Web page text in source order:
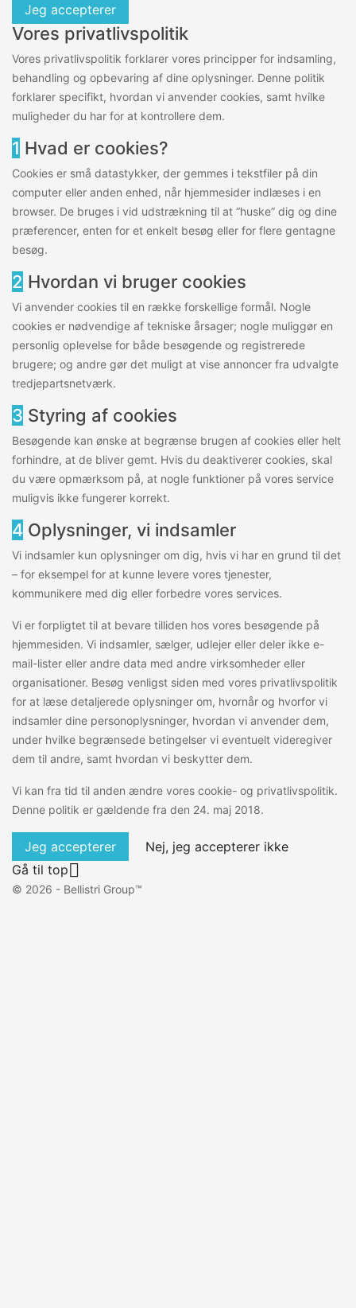
Jeg accepterer
Vores privatlivspolitik
Vores privatlivspolitik forklarer vores principper for indsamling,
behandling og opbevaring af dine oplysninger. Denne politik
forklarer specifikt, hvordan vi anvender cookies, samt hvilke
muligheder du har for at kontrollere dem.
1 Hvad er cookies?
Cookies er små datastykker, der gemmes i tekstfiler på din
computer eller anden enhed, når hjemmesider indlæses i en
browser. De bruges i vid udstrækning til at “huske” dig og dine
præferencer, enten for et enkelt besøg eller for flere gentagne
besøg.
2 Hvordan vi bruger cookies
Vi anvender cookies til en række forskellige formål. Nogle
cookies er nødvendige af tekniske årsager; nogle muliggør en
personlig oplevelse for både besøgende og registrerede
brugere; og andre gør det muligt at vise annoncer fra udvalgte
tredjepartsnetværk.
3 Styring af cookies
Besøgende kan ønske at begrænse brugen af cookies eller helt
forhindre, at de bliver gemt. Hvis du deaktiverer cookies, skal
du være opmærksom på, at nogle funktioner på vores service
muligvis ikke fungerer korrekt.
4 Oplysninger, vi indsamler
Vi indsamler kun oplysninger om dig, hvis vi har en grund til det
– for eksempel for at kunne levere vores tjenester,
kommunikere med dig eller forbedre vores services.
Vi er forpligtet til at bevare tilliden hos vores besøgende på
hjemmesiden. Vi indsamler, sælger, udlejer eller deler ikke e-
mail-lister eller andre data med andre virksomheder eller
organisationer. Besøg venligst siden med vores privatlivspolitik
for at læse detaljerede oplysninger om, hvornår og hvorfor vi
indsamler dine personoplysninger, hvordan vi anvender dem,
under hvilke begrænsede betingelser vi eventuelt videregiver
dem til andre, samt hvordan vi beskytter dem.
Vi kan fra tid til anden ændre vores cookie- og privatlivspolitik.
Denne politik er gældende fra den 24. maj 2018.
Jeg accepterer
Nej, jeg accepterer ikke
Gå til top 
© 2026 - Bellistri Group™